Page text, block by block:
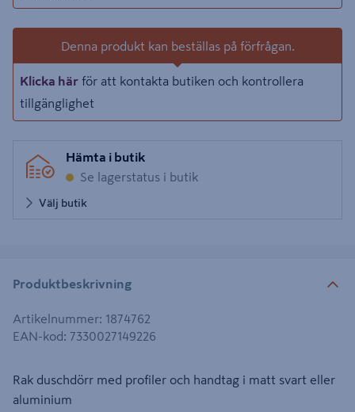
Denna produkt kan beställas på förfrågan.
Klicka här för att kontakta butiken och kontrollera
tillgänglighet
Hämta i butik
Se lagerstatus i butik
Välj butik
Produktbeskrivning
Artikelnummer: 1874762
EAN-kod: 7330027149226
Rak duschdörr med profiler och handtag i matt svart eller
aluminium